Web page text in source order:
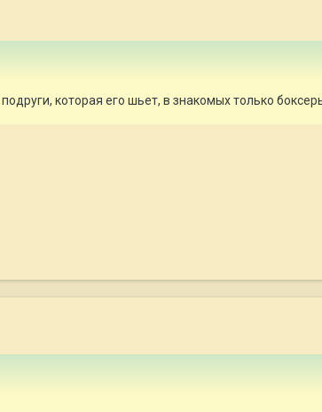
которая его шьет, в знакомых только боксеры